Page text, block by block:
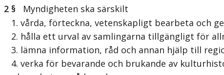
2 § Myndigheten ska särskilt
1. vårda, förteckna, vetenskapligt bearbeta och
2. hålla ett urval av samlingarna tillgängligt för
3. lämna information, råd och annan hjälp till
4. verka för bevarande och brukande av